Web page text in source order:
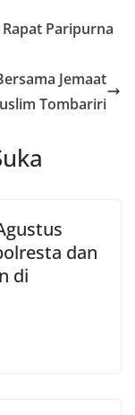
dI
n
A
p
n
er
Paripurna
Jemaat
Tombariri
dan
di